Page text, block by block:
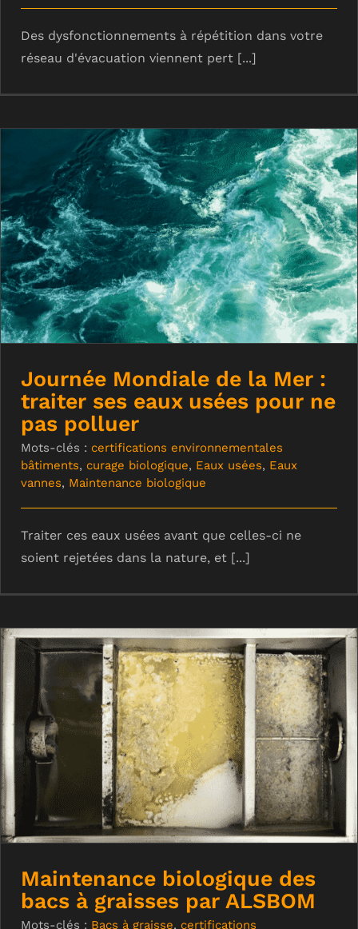
Des dysfonctionnements à répétition dans votre
réseau d'évacuation viennent pert [...]
Journée Mondiale de la Mer : traiter
ses eaux usées pour ne pas polluer
Journée Mondiale de la Mer :
traiter ses eaux usées pour ne
pas polluer
Mots-clés : certifications environnementales
bâtiments, curage biologique, Eaux usées, Eaux
vannes, Maintenance biologique
Traiter ces eaux usées avant que celles-ci ne
soient rejetées dans la nature, et [...]
Maintenance biologique des bacs à
graisses par ALSBOM
Maintenance biologique des
bacs à graisses par ALSBOM
Mots-clés : Bacs à graisse, certifications